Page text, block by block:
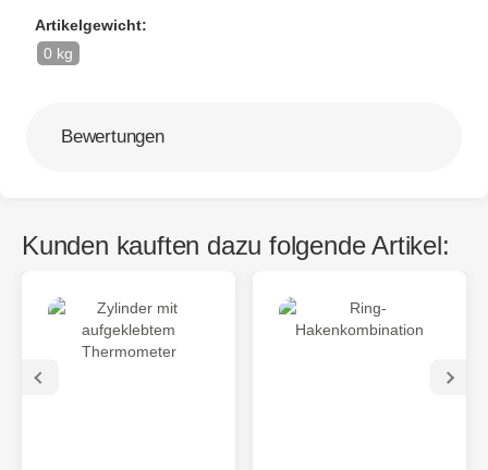
Artikelgewicht:
0 kg
Bewertungen
Kunden kauften dazu folgende Artikel: